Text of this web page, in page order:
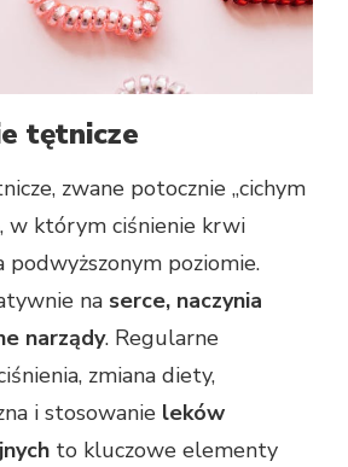
tętnicze
zwane potocznie „cichym
w którym ciśnienie krwi
podwyższonym poziomie.
na serce, naczynia
narządy. Regularne
zmiana diety,
i stosowanie leków
to kluczowe elementy